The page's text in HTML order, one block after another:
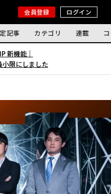
会員登録 ログイン
記事 カテゴリ 連載
新機能｜
限にしました